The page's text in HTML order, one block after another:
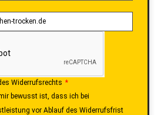
Widerrufsrechts
bewusst ist, dass ich bei
vor Ablauf des Widerrufsfrist